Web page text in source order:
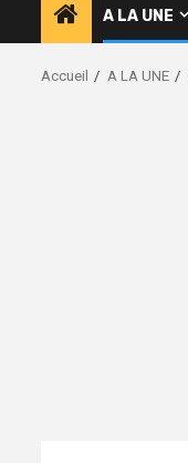
A LA UNE
Accueil A LA UNE